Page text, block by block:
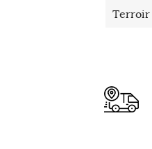
Terroir